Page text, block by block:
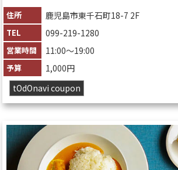
住所 鹿児島市東千石町18-7 2F
TEL 099-219-1280
営業時間 11:00〜19:00
予算
1,000円
tOdOnavi coupon